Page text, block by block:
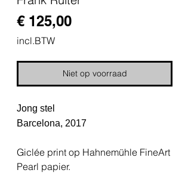
€ 125,00Prijs
incl.BTW
Niet op voorraad
Jong stel
Barcelona, 2017
Giclée print op Hahnemühle FineArt
Pearl papier.